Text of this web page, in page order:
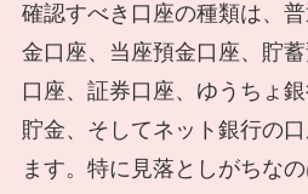
確認すべき口座の種類は、
金口座、当座預金口座、貯
口座、証券口座、ゆうちょ
貯金、そしてネット銀行の
ます。特に見落としがちな